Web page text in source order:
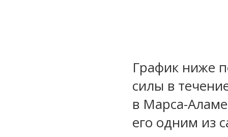
График ниже
силы в
в Марса-
его одним из